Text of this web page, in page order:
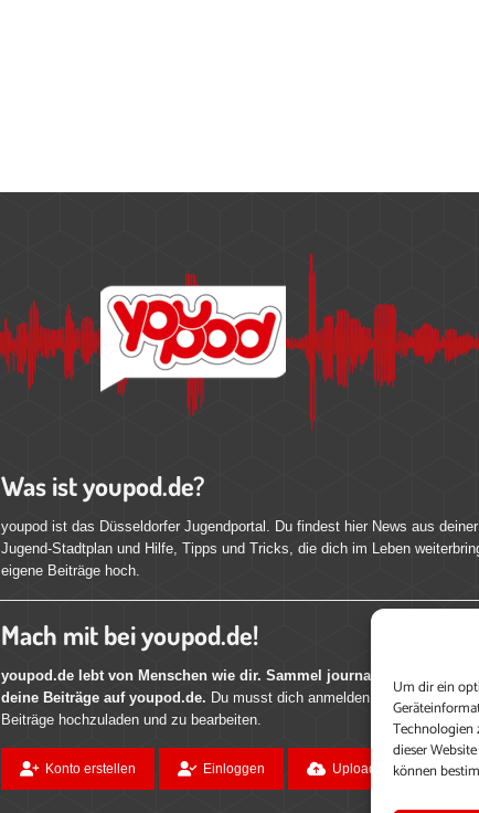
Um dir ein
Technologien
dieser
können
Was ist youpod.de?
youpod ist das Düsseldorfer Jugendportal. Du findest hier News aus
Jugend-Stadtplan und Hilfe, Tipps und Tricks, die dich im Leben
eigene Beiträge hoch.
Mach mit bei youpod.de!
youpod.de lebt von Menschen wie dir. Sammel journalistische
deine Beiträge auf youpod.de. Du musst dich anmelden, um alle
Beiträge hochzuladen und zu bearbeiten.
Konto erstellen Einloggen Upload ohne Login